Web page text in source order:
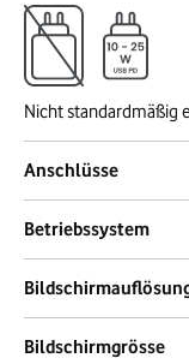
Nicht standardmäßig
Anschlüsse
Betriebssystem
Bildschirmgrösse